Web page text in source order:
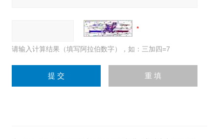
请输入计算结果（填写阿拉伯数字），如：三加四=7